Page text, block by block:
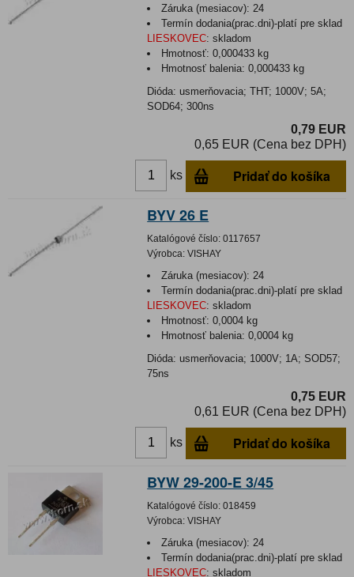
Záruka (mesiacov): 24
Termín dodania(prac.dni)-platí pre sklad
LIESKOVEC: skladom
Hmotnosť:0,000433 kg
Hmotnosť balenia:0,000433 kg
Dióda: usmerňovacia; THT; 1000V; 5A;
SOD64; 300ns
0,79 EUR
0,65 EUR (Cena bez DPH)
ks Pridať do košíka
BYV 26 E
Katalógové číslo: 0117657
Výrobca: VISHAY
Záruka (mesiacov): 24
Termín dodania(prac.dni)-platí pre sklad
LIESKOVEC: skladom
Hmotnosť:0,0004 kg
Hmotnosť balenia:0,0004 kg
Dióda: usmerňovacia; 1000V; 1A; SOD57;
75ns
0,75 EUR
0,61 EUR (Cena bez DPH)
ks Pridať do košíka
BYW 29-200-E 3/45
Katalógové číslo: 018459
Výrobca: VISHAY
Záruka (mesiacov): 24
Termín dodania(prac.dni)-platí pre sklad
LIESKOVEC: skladom